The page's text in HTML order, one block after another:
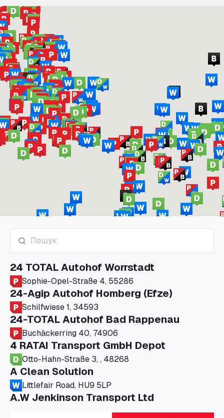
24 TOTAL Autohof Worrstadt
Sophie-Opel-Straße 4, 55286
24-Agip Autohof Homberg (Efze)
Schilfwiese 1, 34593
24-TOTAL Autohof Bad Rappenau
Buchäckerring 40, 74906
4 RATAI Transport GmbH Depot
Otto-Hahn-Straße 3, , 48268
A Clean Solution
Littlefair Road, HU9 5LP
A.W Jenkinson Transport Ltd
Progress House, ME11 5GA